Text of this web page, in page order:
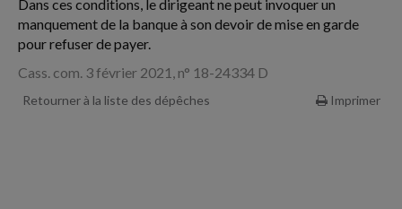
Dans ces conditions, le dirigeant ne peut invoquer un
manquement de la banque à son devoir de mise en garde
pour refuser de payer.
Cass. com. 3 février 2021, n° 18-24334 D
Retourner à la liste des dépêches Imprimer